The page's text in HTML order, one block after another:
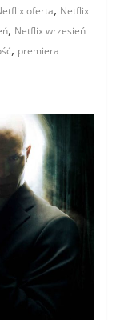
oferta, Netflix
, Netflix wrzesień
, premiera